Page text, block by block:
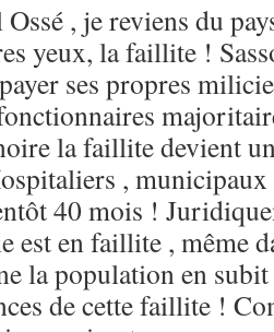
, je reviens du
yeux, la faillite !
ses propres
la faillite devient
, municipaux
40 mois !
est en faillite , même
la population en
de cette faillite !